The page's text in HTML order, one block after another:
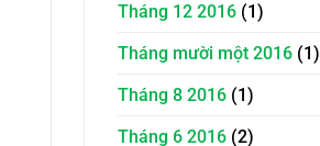
Tháng 12 2016 (1)
Tháng mười một 2016 (1)
Tháng 8 2016 (1)
Tháng 6 2016 (2)